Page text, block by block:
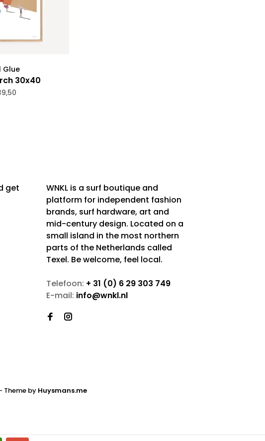
Glue
30x40
get
WNKL is a surf boutique and
platform for independent fashion
brands, surf hardware, art and
mid-century design. Located on a
small island in the most northern
parts of the Netherlands called
Texel. Be welcome, feel local.
Telefoon: + 31 (0) 6 29 303 749
E-mail: info@wnkl.nl
- Theme by Huysmans.me